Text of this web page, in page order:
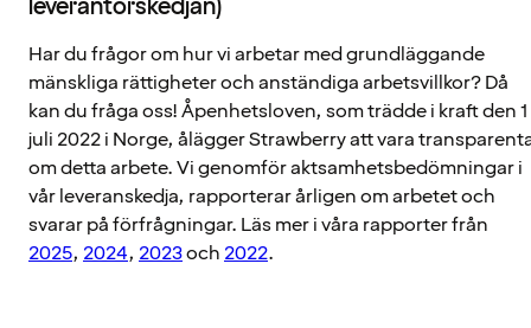
leverantörskedjan)
Har du frågor om hur vi arbetar med grundläggande
mänskliga rättigheter och anständiga arbetsvillkor? Då
kan du fråga oss! Åpenhetsloven, som trädde i kraft den 1
juli 2022 i Norge, ålägger Strawberry att vara
om detta arbete. Vi genomför aktsamhetsbedömningar i
vår leveranskedja, rapporterar årligen om arbetet och
svarar på förfrågningar. Läs mer i våra rapporter från
2025, 2024, 2023och 2022.